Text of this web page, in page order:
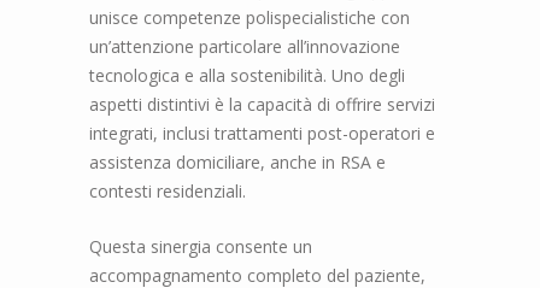
unisce competenze polispecialistiche con
un’attenzione particolare all’innovazione
tecnologica e alla sostenibilità. Uno degli
aspetti distintivi è la capacità di offrire servizi
integrati, inclusi trattamenti post-operatori e
assistenza domiciliare, anche in RSA e
contesti residenziali.
Questa sinergia consente un
accompagnamento completo del paziente,